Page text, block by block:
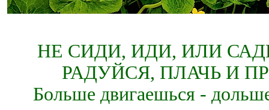
НЕ СИДИ, ИДИ, ИЛИ
РАДУЙСЯ, ПЛАЧЬ И
Больше двигаешься -